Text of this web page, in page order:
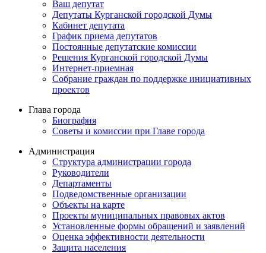
Ваш депутат
Депутаты Курганской городской Думы
Кабинет депутата
График приема депутатов
Постоянные депутатские комиссии
Решения Курганской городской Думы
Интернет-приемная
Собрание граждан по поддержке инициативных
проектов
Глава города
Биография
Советы и комиссии при Главе города
Администрация
Структура администрации города
Руководители
Департаменты
Подведомственные организации
Объекты на карте
Проекты муниципальных правовых актов
Установленные формы обращений и заявлений
Оценка эффективности деятельности
Защита населения